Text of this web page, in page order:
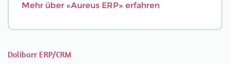
Mehr über «Aureus ERP» erfahren
Dolibarr ERP/CRM